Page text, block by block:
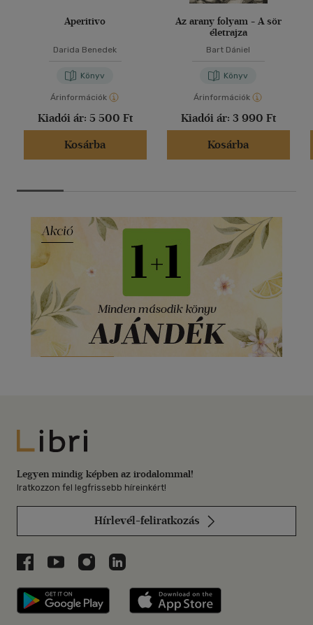
Aperitivo
Darida Benedek
Könyv
Árinformációk
Kiadói ár: 5 500 Ft
Kosárba
Az arany folyam - A sör
életrajza
Bart Dániel
Könyv
Árinformációk
Kiadói ár: 3 990 Ft
Kosárba
Libri
Legyen mindig képben az irodalommal!
Iratkozzon fel legfrissebb híreinkért!
Hírlevél-feliratkozás
Libri a Facebookon
Libri a Youtube-on
Libri az Instagramon
Libri a LinkedInen
Libri applikáció Szerezd meg: Google